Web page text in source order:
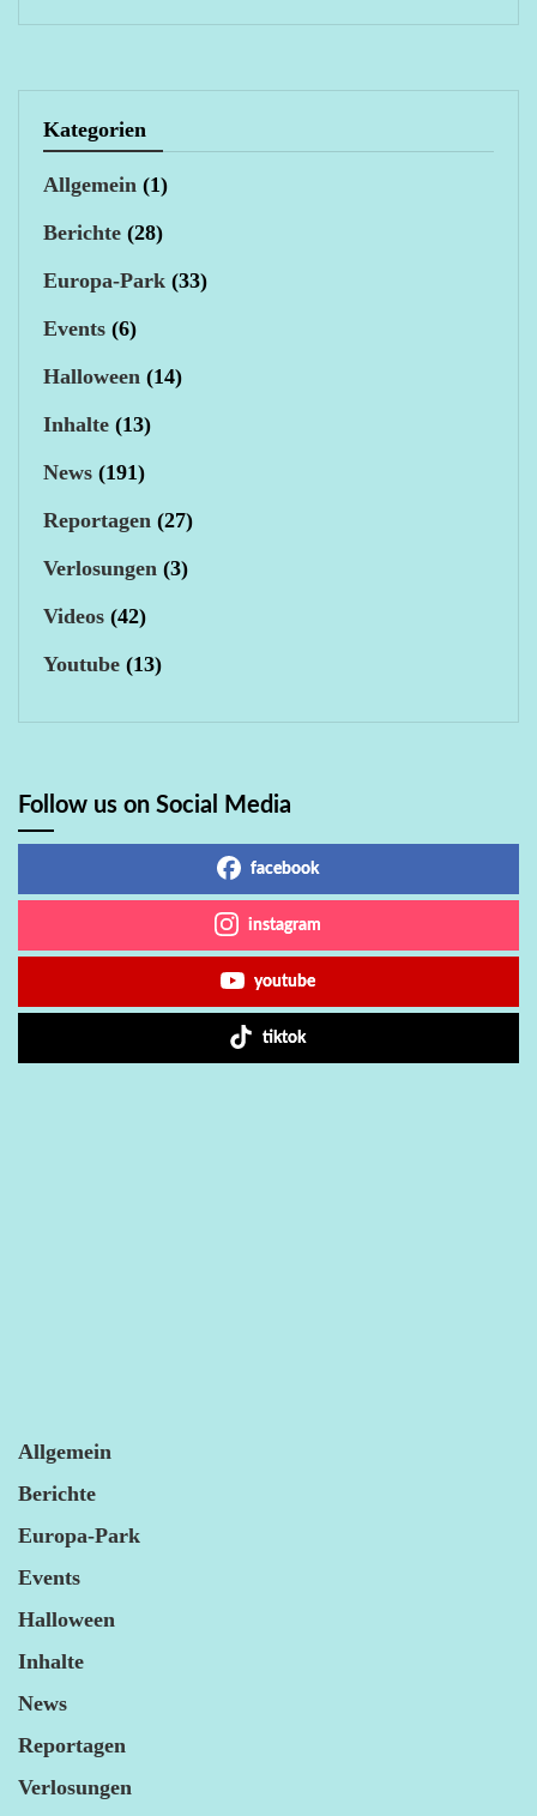
Kategorien
Allgemein (1)
Berichte (28)
Europa-Park (33)
Events (6)
Halloween (14)
Inhalte (13)
News (191)
Reportagen (27)
Verlosungen (3)
Videos (42)
Youtube (13)
Follow us on Social Media
facebook
instagram
youtube
tiktok
Allgemein
Berichte
Europa-Park
Events
Halloween
Inhalte
News
Reportagen
Verlosungen